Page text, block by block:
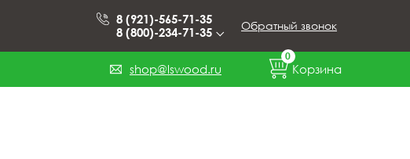
8 (921)-565-71-35
8 (800)-234-71-35
Обратный звонок
shop@lswood.ru
0
Корзина